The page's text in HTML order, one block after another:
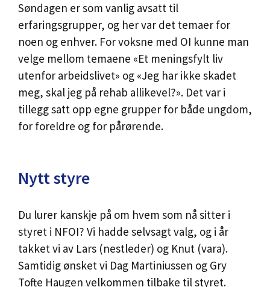
Søndagen er som vanlig avsatt til
erfaringsgrupper, og her var det temaer for
noen og enhver. For voksne med OI kunne man
velge mellom temaene «Et meningsfylt liv
utenfor arbeidslivet» og «Jeg har ikke skadet
meg, skal jeg på rehab allikevel?». Det var i
tillegg satt opp egne grupper for både ungdom,
for foreldre og for pårørende.
Nytt styre
Du lurer kanskje på om hvem som nå sitter i
styret i NFOI? Vi hadde selvsagt valg, og i år
takket vi av Lars (nestleder) og Knut (vara).
Samtidig ønsket vi Dag Martiniussen og Gry
Tofte Haugen velkommen tilbake til styret.